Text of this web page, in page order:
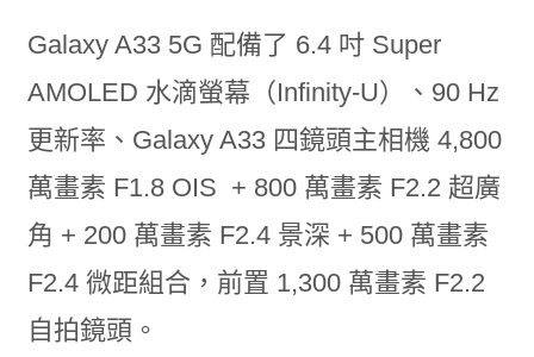
Galaxy A33 5G 配備了 6.4 吋 Super
AMOLED 水滴螢幕（Infinity-U）、90 Hz
更新率、Galaxy A33 四鏡頭主相機 4,800
萬畫素 F1.8 OIS + 800 萬畫素 F2.2 超廣
角 + 200 萬畫素 F2.4 景深 + 500 萬畫素
F2.4 微距組合，前置 1,300 萬畫素 F2.2
自拍鏡頭。